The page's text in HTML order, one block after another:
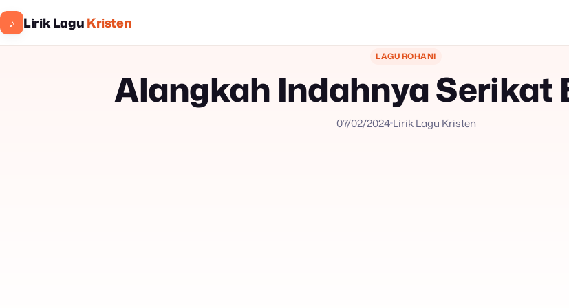
♪ Lirik LaguKristen
LAGU ROHANI
Alangkah Indahnya Serikat
07/02/2024Lirik Lagu Kristen